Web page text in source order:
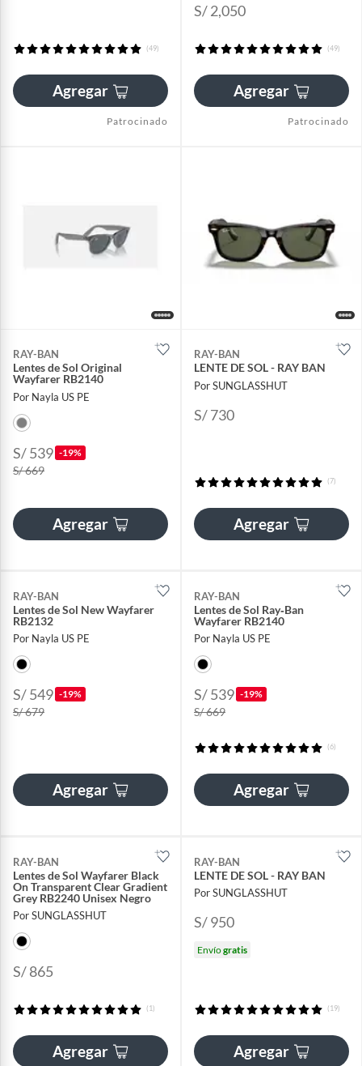
(49)
Agregar
Patrocinado
S/ 2,050
(49)
Agregar
Patrocinado
RAY-BAN
Lentes de Sol Original
Wayfarer RB2140
Por Nayla US PE
S/ 539 -19%
S/ 669
Agregar
RAY-BAN
LENTE DE SOL - RAY BAN
Por SUNGLASSHUT
S/ 730
(7)
Agregar
RAY-BAN
Lentes de Sol New Wayfarer
RB2132
Por Nayla US PE
S/ 549 -19%
S/ 679
Agregar
RAY-BAN
Lentes de Sol Ray‑Ban
Wayfarer RB2140
Por Nayla US PE
S/ 539 -19%
S/ 669
(6)
Agregar
RAY-BAN
Lentes de Sol Wayfarer Black
On Transparent Clear Gradient
Grey RB2240 Unisex Negro
Por SUNGLASSHUT
S/ 865
(1)
Agregar
RAY-BAN
LENTE DE SOL - RAY BAN
Por SUNGLASSHUT
S/ 950
Envíogratis
(19)
Agregar